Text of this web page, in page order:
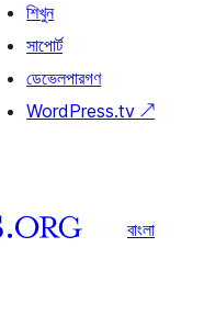
শিখুন
সাপোর্ট
ডেভেলপারগণ
WordPress.tv↗
বাংলা